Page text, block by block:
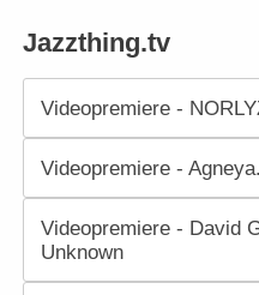
Jazzthing.tv
Videopremiere -
Videopremiere -
Videopremiere - David
Unknown